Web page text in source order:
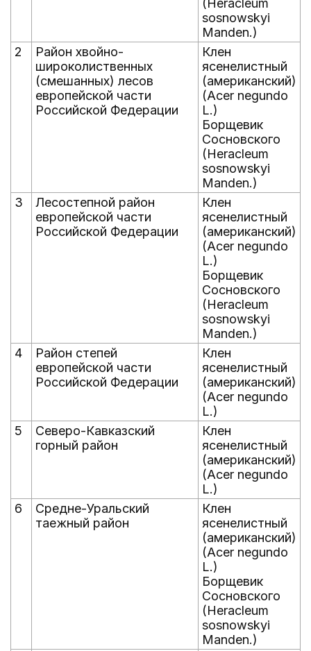
(Heracleum
sosnowskyi
Manden.)
2
Район хвойно-
широколиственных
(смешанных) лесов
европейской части
Российской Федерации
Клен
ясенелистный
(американский)
(Acer negundo
L.)
Борщевик
Сосновского
(Heracleum
sosnowskyi
Manden.)
3
Лесостепной район
европейской части
Российской Федерации
Клен
ясенелистный
(американский)
(Acer negundo
L.)
Борщевик
Сосновского
(Heracleum
sosnowskyi
Manden.)
4
Район степей
европейской части
Российской Федерации
Клен
ясенелистный
(американский)
(Acer negundo
L.)
5
Северо-Кавказский
горный район
Клен
ясенелистный
(американский)
(Acer negundo
L.)
6
Средне-Уральский
таежный район
Клен
ясенелистный
(американский)
(Acer negundo
L.)
Борщевик
Сосновского
(Heracleum
sosnowskyi
Manden.)